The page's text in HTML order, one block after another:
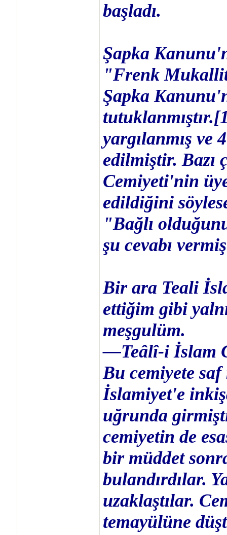
başladı.
Şapka
"Frenk
Şapka
yargılanmış ve
edilmiştir. Bazı
Cemiyeti'nin
edildiğini
"Bağlı
şu cevabı
Bir ara Teali
ettiğim gibi
meşgulüm.
—Teâlî-i İslam
Bu cemiyete
İslamiyet'e
uğrunda
cemiyetin de
bir müddet
bulandırdılar.
uzaklaştılar.
temayülüne